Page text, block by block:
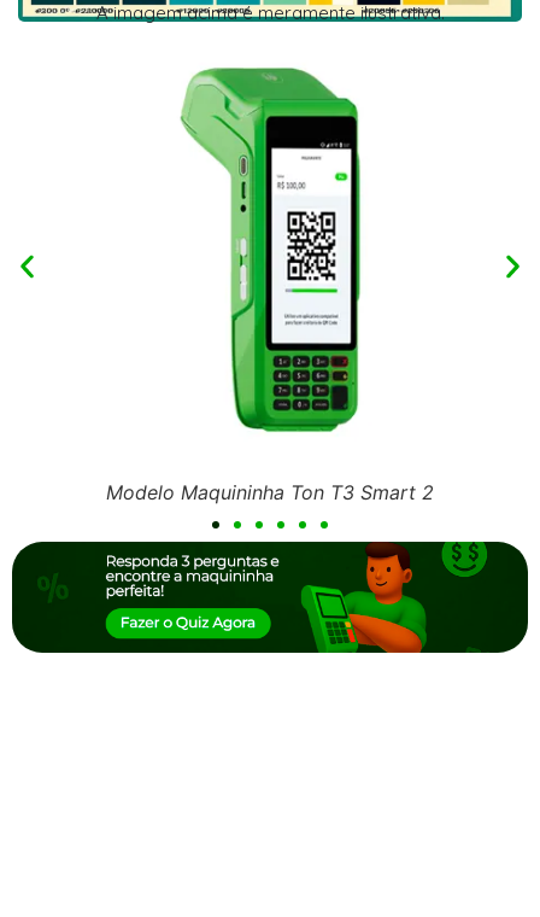
A imagem acima é meramente ilustrativa.
Modelo Maquininha Ton T3 Smart 2